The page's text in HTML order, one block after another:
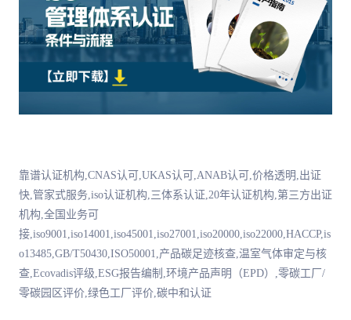
靠谱认证机构,CNAS认可,UKAS认可,ANAB认可,价格透明,出证
快,管家式服务,iso认证机构,三体系认证,20年认证机构,第三方出证
机构,全国业务可
接,iso9001,iso14001,iso45001,iso27001,iso20000,iso22000,HACCP,is
o13485,GB/T50430,ISO50001,产品碳足迹核查,温室气体审定与核
查,Ecovadis评级,ESG报告编制,环境产品声明（EPD）,零碳工厂/
零碳园区评价,绿色工厂评价,碳中和认证